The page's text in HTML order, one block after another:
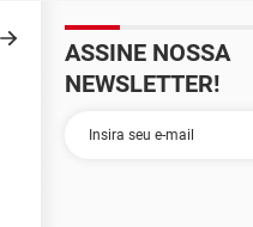
ASSINE NOSSA
NEWSLETTER!